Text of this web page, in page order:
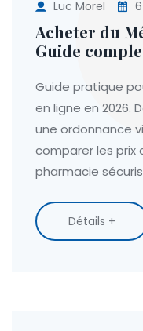
Luc Morel
Acheter du
Guide
Guide pratique
en ligne en 2026.
une ordonnance
comparer les prix
pharmacie
Détails +